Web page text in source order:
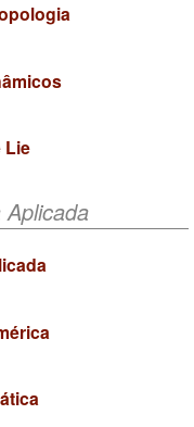
Lie